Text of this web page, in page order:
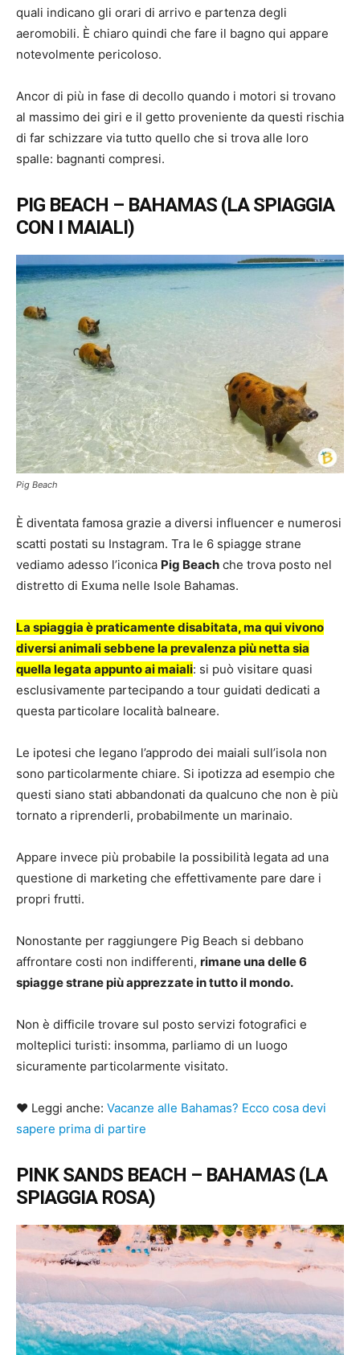
quali indicano gli orari di arrivo e partenza degli
aeromobili. È chiaro quindi che fare il bagno qui appare
notevolmente pericoloso.
Ancor di più in fase di decollo quando i motori si trovano
al massimo dei giri e il getto proveniente da questi rischia
di far schizzare via tutto quello che si trova alle loro
spalle: bagnanti compresi.
PIG BEACH – BAHAMAS (LA SPIAGGIA
CON I MAIALI)
Pig Beach
È diventata famosa grazie a diversi influencer e numerosi
scatti postati su Instagram. Tra le 6 spiagge strane
vediamo adesso l’iconica Pig Beach che trova posto nel
distretto di Exuma nelle Isole Bahamas.
La spiaggia è praticamente disabitata, ma qui vivono
diversi animali sebbene la prevalenza più netta sia
quella legata appunto ai maiali: si può visitare quasi
esclusivamente partecipando a tour guidati dedicati a
questa particolare località balneare.
Le ipotesi che legano l’approdo dei maiali sull’isola non
sono particolarmente chiare. Si ipotizza ad esempio che
questi siano stati abbandonati da qualcuno che non è più
tornato a riprenderli, probabilmente un marinaio.
Appare invece più probabile la possibilità legata ad una
questione di marketing che effettivamente pare dare i
propri frutti.
Nonostante per raggiungere Pig Beach si debbano
affrontare costi non indifferenti, rimane una delle 6
spiagge strane più apprezzate in tutto il mondo.
Non è difficile trovare sul posto servizi fotografici e
molteplici turisti: insomma, parliamo di un luogo
sicuramente particolarmente visitato.
♥ Leggi anche: Vacanze alle Bahamas? Ecco cosa devi
sapere prima di partire
PINK SANDS BEACH – BAHAMAS (LA
SPIAGGIA ROSA)